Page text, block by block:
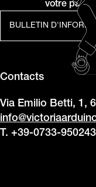
BULLETIN
votre
Contacts
Via Emilio Betti, 1,
T. +39-0733-950243